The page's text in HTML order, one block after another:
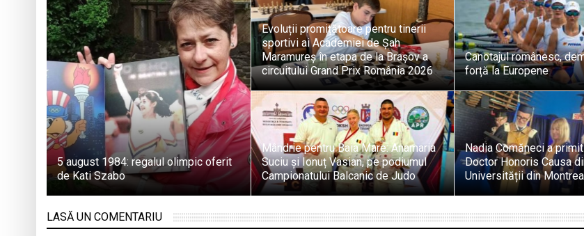
5 august 1984: regalul olimpic oferit
de Kati Szabo
Evoluții promițătoare pentru tinerii
sportivi ai Academiei de Șah
Maramureș în etapa de la Brașov a
circuitului Grand Prix România 2026
Canotajul românesc,
forță la Europene
Mândrie pentru Baia Mare: Anamaria
Suciu și Ionuț Vasian, pe podiumul
Campionatului Balcanic de Judo
Nadia Comăneci a
Doctor Honoris Causa
Universității din
LASĂ UN COMENTARIU